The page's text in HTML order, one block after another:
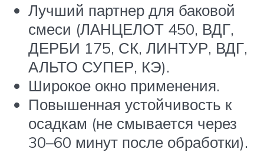
Лучший партнер для баковой
смеси (ЛАНЦЕЛОТ 450, ВДГ,
ДЕРБИ 175, СК, ЛИНТУР, ВДГ,
АЛЬТО СУПЕР, КЭ).
Широкое окно применения.
Повышенная устойчивость к
осадкам (не смывается через
30–60 минут после обработки).